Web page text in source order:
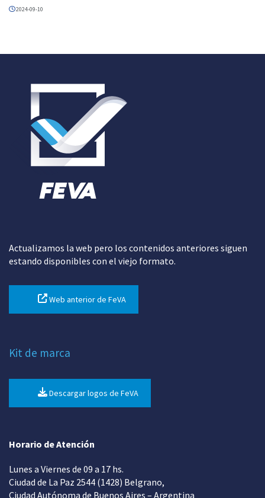
2024-09-10
Actualizamos la web pero los contenidos anteriores siguen
estando disponibles con el viejo formato.
Web anterior de FeVA
Kit de marca
Descargar logos de FeVA
Horario de Atención
Lunes a Viernes de 09 a 17 hs.
Ciudad de La Paz 2544 (1428) Belgrano,
Ciudad Autónoma de Buenos Aires – Argentina